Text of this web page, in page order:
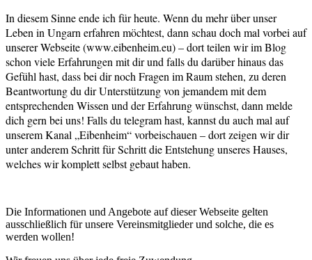
In diesem Sinne ende ich für heute. Wenn du mehr über unser
Leben in Ungarn erfahren möchtest, dann schau doch mal vorbei auf
unserer Webseite (www.eibenheim.eu) – dort teilen wir im Blog
schon viele Erfahrungen mit dir und falls du darüber hinaus das
Gefühl hast, dass bei dir noch Fragen im Raum stehen, zu deren
Beantwortung du dir Unterstützung von jemandem mit dem
entsprechenden Wissen und der Erfahrung wünschst, dann melde
dich gern bei uns! Falls du telegram hast, kannst du auch mal auf
unserem Kanal „Eibenheim“ vorbeischauen – dort zeigen wir dir
unter anderem Schritt für Schritt die Entstehung unseres Hauses,
welches wir komplett selbst gebaut haben.
Die Informationen und Angebote auf dieser Webseite gelten
ausschließlich für unsere Vereinsmitglieder und solche, die es
werden wollen!